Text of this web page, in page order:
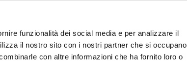
funzionalità dei social media e per analizzare il
il nostro sito con i nostri partner che si occupano
con altre informazioni che ha fornito loro o